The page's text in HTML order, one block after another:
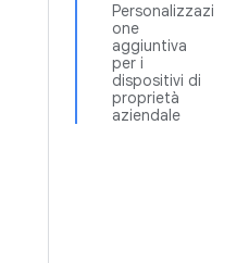
Personalizzazi
one
aggiuntiva
per i
dispositivi di
proprietà
aziendale